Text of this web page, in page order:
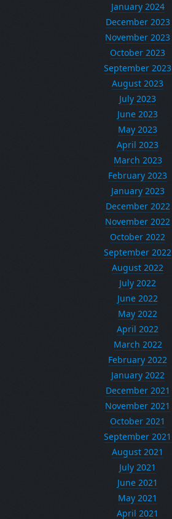
January 2024
December 2023
November 2023
October 2023
September 2023
August 2023
July 2023
June 2023
May 2023
April 2023
March 2023
February 2023
January 2023
December 2022
November 2022
October 2022
September 2022
August 2022
July 2022
June 2022
May 2022
April 2022
March 2022
February 2022
January 2022
December 2021
November 2021
October 2021
September 2021
August 2021
July 2021
June 2021
May 2021
April 2021